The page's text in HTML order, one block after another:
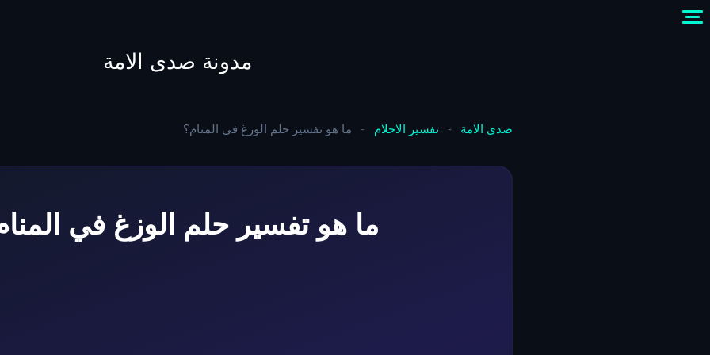
مدونة صدى الامة
صدى الامة - تفسير الاحلام - ما هو تفسير حلم الوزغ في المنام؟
ما هو تفسير حلم الوزغ في